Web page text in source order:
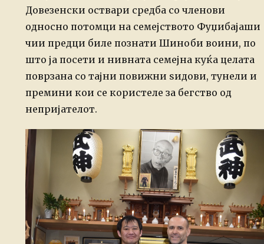
Довезенски оствари средба со членови
односно потомци на семејството Фуџибајаши
чии предци биле познати Шиноби воини, по
што ја посети и нивната семејна куќа целата
поврзана со тајни повижни ѕидови, тунели и
премини кои се користеле за бегство од
непријателот.